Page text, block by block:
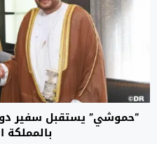
“حموشي” يستقبل سفير
بالمملكة